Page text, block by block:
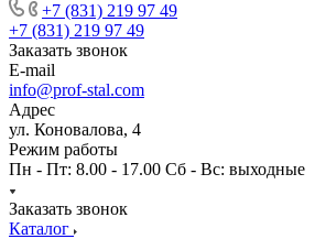
+7 (831) 219 97 49
+7 (831) 219 97 49
Заказать звонок
E-mail
info@prof-stal.com
Адрес
ул. Коновалова, 4
Режим работы
Пн - Пт: 8.00 - 17.00 Сб - Вс: выходные
Заказать звонок
Каталог